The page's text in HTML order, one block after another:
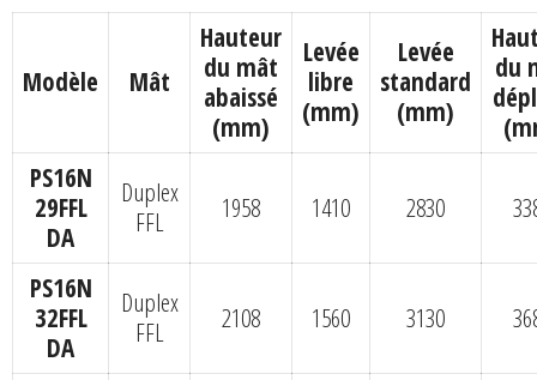
Modèle Mât
Hauteur
du mât
abaissé
(mm)
Levée
libre
(mm)
Levée
standard
(mm)
du
PS16N
29FFL
DA
Duplex
FFL
1958 1410 2830
PS16N
32FFL
DA
Duplex
FFL
2108 1560 3130